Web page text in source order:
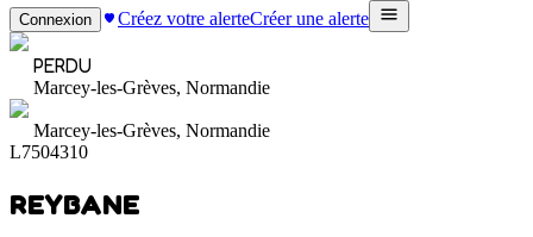
Connexion Créez votre alerteCréer une alerte
PERDU
Marcey-les-Grèves, Normandie
Marcey-les-Grèves, Normandie
L7504310
REYBANE